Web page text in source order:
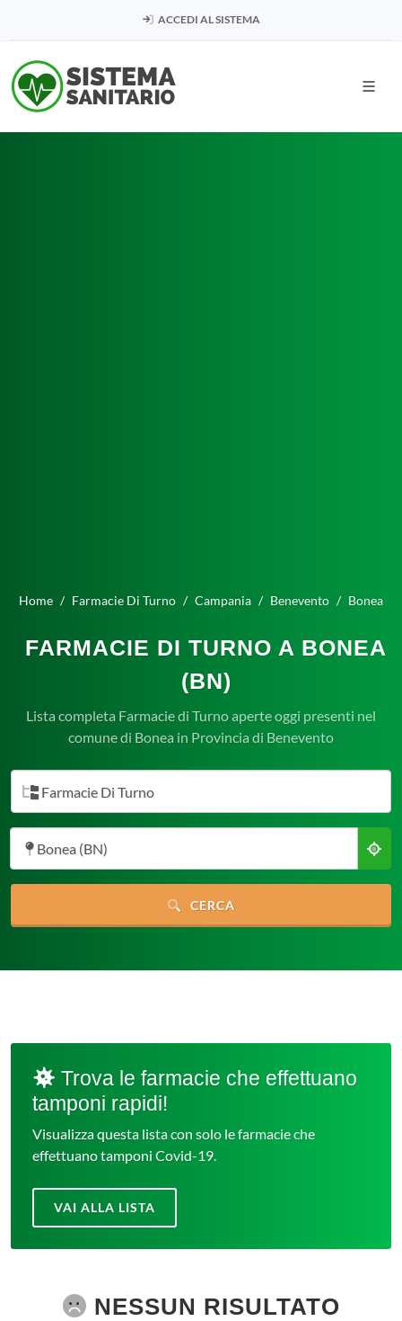
ACCEDI AL SISTEMA
Home Farmacie Di Turno Campania Benevento Bonea
FARMACIE DI TURNO A BONEA
(BN)
Lista completa Farmacie di Turno aperte oggi presenti nel
comune di Bonea in Provincia di Benevento
Farmacie Di Turno
Bonea (BN)
CERCA
Trova le farmacie che effettuano
tamponi rapidi!
Visualizza questa lista con solo le farmacie che
effettuano tamponi Covid-19.
VAI ALLA LISTA
NESSUN RISULTATO